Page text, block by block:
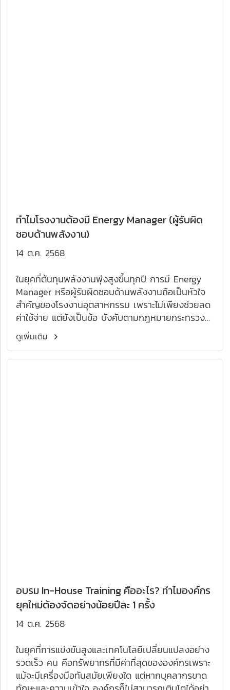
ทำไมโรงงานต้องมี Energy Manager (ผู้รับผิด
ชอบด้านพลังงาน)
14 ต.ค. 2568
ในยุคที่ต้นทุนพลังงานพุ่งสูงขึ้นทุกปี การมี Energy
Manager หรือผู้รับผิดชอบด้านพลังงานถือเป็นหัวใจ
สำคัญของโรงงานอุตสาหกรรม เพราะไม่เพียงช่วยลด
ค่าใช้จ่าย แต่ยังเป็นข้อ บังคับตามกฎหมายกระทรวง
พลังงาน ที่ทุกโรงงานควบคุมต้องมี
ดูเพิ่มเติม
อบรม In-House Training คืออะไร? ทำไมองค์กร
ยุคใหม่ต้องจัดอย่างน้อยปีละ 1 ครั้ง
14 ต.ค. 2568
ในยุคที่การแข่งขันสูงและเทคโนโลยีเปลี่ยนแปลงอย่าง
รวดเร็ว คน คือทรัพยากรที่มีค่าที่สุดขององค์กรเพราะ
แม้จะมีเครื่องมือทันสมัยเพียงใด แต่หากบุคลากรขาด